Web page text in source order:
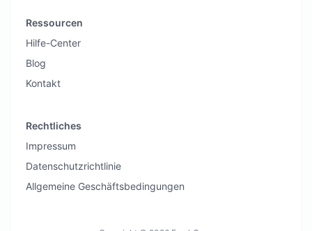
Ressourcen
Hilfe-Center
Blog
Kontakt
Rechtliches
Impressum
Datenschutzrichtlinie
Allgemeine Geschäftsbedingungen